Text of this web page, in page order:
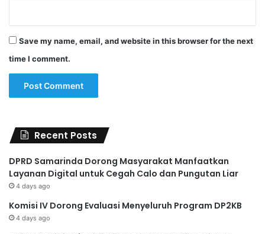
Save my name, email, and website in this browser for the next
time I comment.
Recent Posts
DPRD Samarinda Dorong Masyarakat Manfaatkan
Layanan Digital untuk Cegah Calo dan Pungutan Liar
4 days ago
Komisi IV Dorong Evaluasi Menyeluruh Program DP2KB
4 days ago